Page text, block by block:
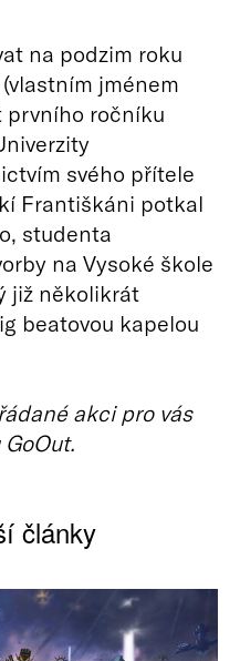
na podzim roku
jménem
prvního ročníku
svého přítele
Františkáni potkal
studenta
na Vysoké škole
již několikrát
beatovou kapelou
akci pro vás
články